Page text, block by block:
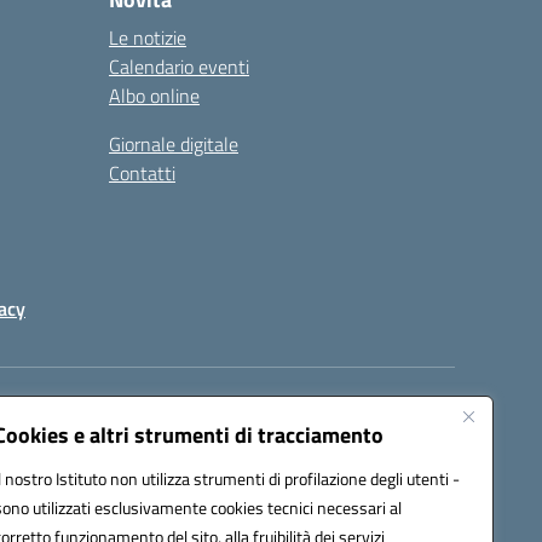
e altri strumenti di tracciamento
nostro Istituto non utilizza strumenti di profilazione degli utenti -
utilizzati esclusivamente cookies tecnici necessari al
funzionamento del sito, alla fruibilità dei servizi
Le notizie
Calendario eventi
Albo online
Giornale digitale
Contatti
certificata (PEC): peic82000d@pec.istruzione.it